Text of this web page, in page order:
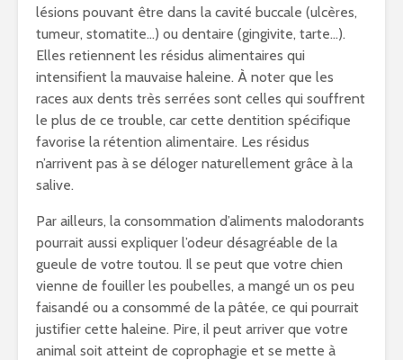
lésions pouvant être dans la cavité buccale (ulcères,
tumeur, stomatite…) ou dentaire (gingivite, tarte…).
Elles retiennent les résidus alimentaires qui
intensifient la mauvaise haleine. À noter que les
races aux dents très serrées sont celles qui souffrent
le plus de ce trouble, car cette dentition spécifique
favorise la rétention alimentaire. Les résidus
n’arrivent pas à se déloger naturellement grâce à la
salive.
Par ailleurs, la consommation d’aliments malodorants
pourrait aussi expliquer l’odeur désagréable de la
gueule de votre toutou. Il se peut que votre chien
vienne de fouiller les poubelles, a mangé un os peu
faisandé ou a consommé de la pâtée, ce qui pourrait
justifier cette haleine. Pire, il peut arriver que votre
animal soit atteint de coprophagie et se mette à